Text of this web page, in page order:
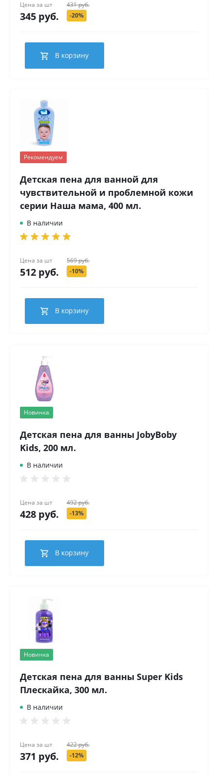
Цена за шт
345 руб.
431 руб.
-20%
В корзину
Рекомендуем
Детская пена для ванной для
чувствительной и проблемной кожи
серии Наша мама, 400 мл.
В наличии
Цена за шт
512 руб.
569 руб.
-10%
В корзину
Новинка
Детская пена для ванны JobyBoby
Kids, 200 мл.
В наличии
Цена за шт
428 руб.
492 руб.
-13%
В корзину
Новинка
Детская пена для ванны Super Kids
Плескайка, 300 мл.
В наличии
Цена за шт
371 руб.
422 руб.
-12%